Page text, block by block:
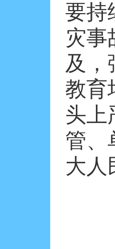
要持
灾事
及，
教育
头上
管、
大人